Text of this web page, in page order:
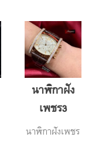
นาฬิกาฝัง
เพชร3
นาฬิกาฝังเพชร